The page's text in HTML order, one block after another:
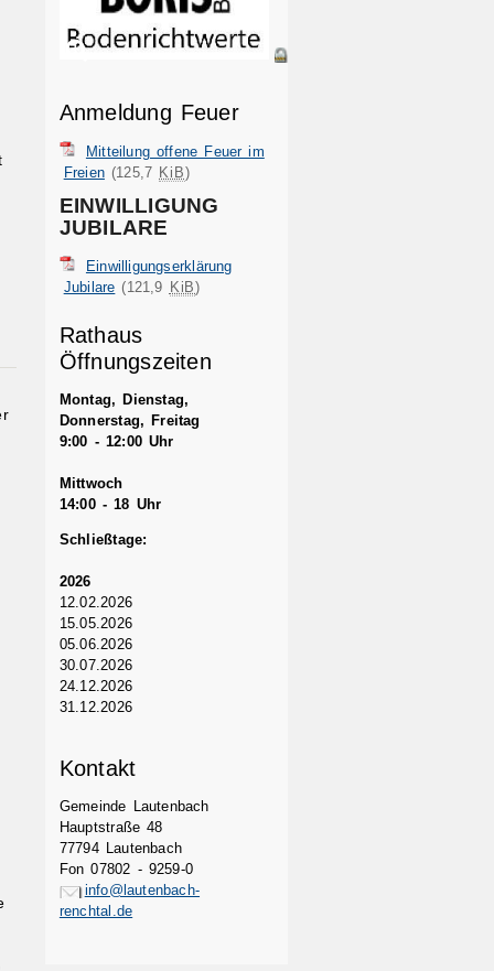
Anmeldung Feuer
Mitteilung offene Feuer im
Freien (125,7 KiB)
EINWILLIGUNG
JUBILARE
Einwilligungserklärung
Jubilare (121,9 KiB)
Rathaus
Öffnungszeiten
Montag, Dienstag,
Donnerstag, Freitag
9:00 - 12:00 Uhr
Mittwoch
14:00 - 18 Uhr
Schließtage:
2026
12.02.2026
15.05.2026
05.06.2026
30.07.2026
24.12.2026
31.12.2026
Kontakt
Gemeinde Lautenbach
Hauptstraße 48
77794 Lautenbach
Fon 07802 - 9259-0
info@lautenbach-
renchtal.de